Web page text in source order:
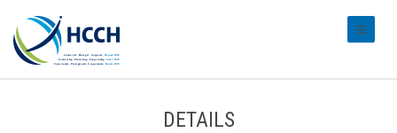
DETAILS